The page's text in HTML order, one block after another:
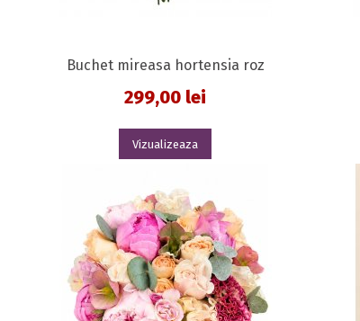
Buchet mireasa hortensia roz
299,00 lei
Vizualizeaza